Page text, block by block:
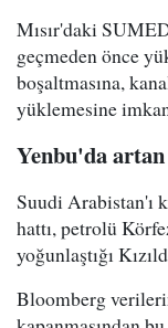
Mısır'daki
geçmeden önce
boşaltmasına,
yüklemesine
Yenbu'da
Suudi Arabistan'ı
hattı, petrolü
yoğunlaştığı
Bloomberg